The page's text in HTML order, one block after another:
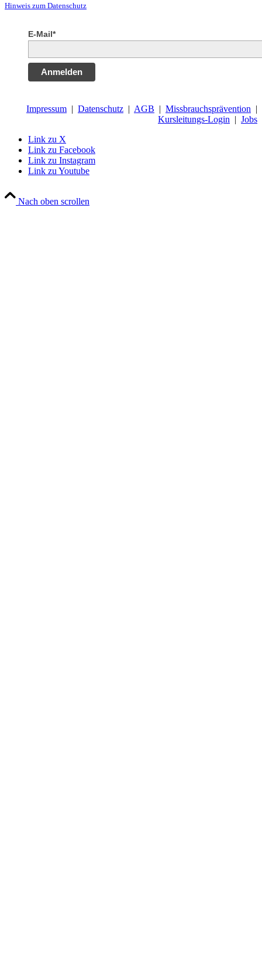
Hinweis zum Datenschutz
E-Mail*
Anmelden
Impressum | Datenschutz | AGB | Missbrauchsprävention |
Kursleitungs-Login | Jobs
Link zu X
Link zu Facebook
Link zu Instagram
Link zu Youtube
Nach oben scrollen